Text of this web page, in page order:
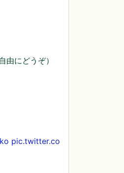
にどうぞ）
pic.twitter.co